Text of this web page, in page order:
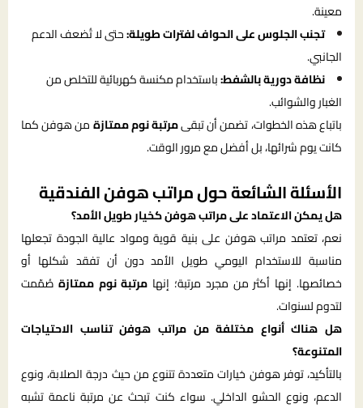
معينة.
تجنب الجلوس على الحواف لفترات طويلة:حتى لا تُضعف الدعم
الجانبي.
نظافة دورية بالشفط:باستخدام مكنسة كهربائية للتخلص من
الغبار والشوائب.
باتباع هذه الخطوات، تضمن أن تبقىمرتبة نوم ممتازةمن هوفن كما
كانت يوم شرائها، بل أفضل مع مرور الوقت.
الأسئلة الشائعة حول مراتب هوفن الفندقية
هل يمكن الاعتماد على مراتب هوفن كخيار طويل الأمد؟
نعم، تعتمد مراتب هوفن على بنية قوية ومواد عالية الجودة تجعلها
مناسبة للاستخدام اليومي طويل الأمد دون أن تفقد شكلها أو
خصائصها. إنها أكثر من مجرد مرتبة؛ إنها مرتبة نوم ممتازة صُمّمت
لتدوم لسنوات.
هل هناك أنواع مختلفة من مراتب هوفن تناسب الاحتياجات
المتنوعة؟
بالتأكيد، توفر هوفن خيارات متعددة تتنوع من حيث درجة الصلابة، ونوع
الدعم، ونوع الحشو الداخلي. سواء كنت تبحث عن مرتبة ناعمة تشبه